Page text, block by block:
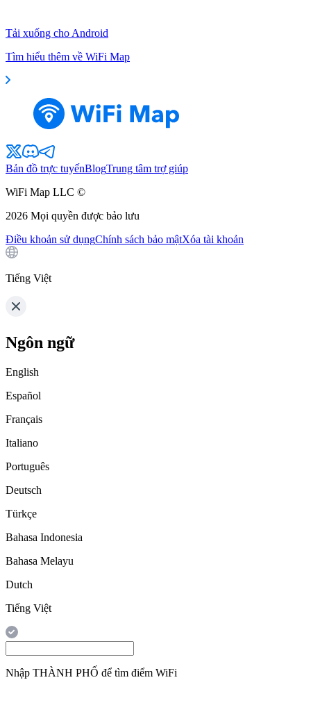
Tải xuống cho Android
Tìm hiểu thêm về WiFi Map
Bản đồ trực tuyếnBlogTrung tâm trợ giúp
WiFi Map LLC ©
2026 Mọi quyền được bảo lưu
Điều khoản sử dụngChính sách bảo mậtXóa tài khoản
Tiếng Việt
Ngôn ngữ
English
Español
Français
Italiano
Português
Deutsch
Türkçe
Bahasa Indonesia
Bahasa Melayu
Dutch
Tiếng Việt
Nhập THÀNH PHỐ để tìm điểm WiFi